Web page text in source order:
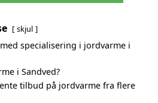
skjul
specialisering i jordvarme i
i Sandved?
tilbud på jordvarme fra flere